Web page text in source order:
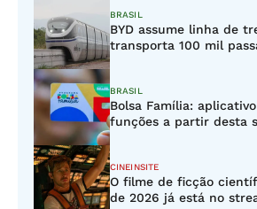
BRASIL
BYD assume linha de
transporta 100 mil
BRASIL
Bolsa Família:
funções a partir desta
CINEINSITE
O filme de ficção
de 2026 já está no